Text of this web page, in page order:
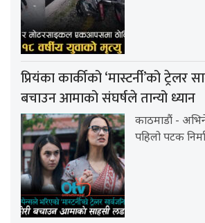
प्रियंका कार्कीको ‘मास्टर्नी’को ट्रेलर
बचाउन आमाको संघर्षले तान्यो ध्यान
काठमाडौं -
पहिलो पटक